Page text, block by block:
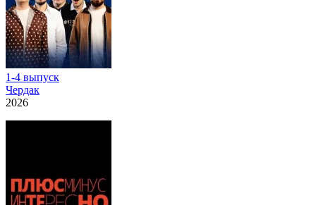
1-4 выпуск
Чердак
2026